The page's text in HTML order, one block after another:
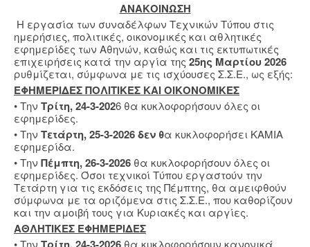
ΑΝΑΚΟΙΝΩΣΗ
Η εργασία των συναδέλφων Τεχνικών Τύπου στις
ημερήσιες, πολιτικές, οικονομικές και αθλητικές
εφημερίδες των Αθηνών, καθώς και τις εκτυπωτικές
επιχειρήσεις κατά την αργία της 25ης Μαρτίου 2026
ρυθμίζεται, σύμφωνα με τις ισχύουσες Σ.Σ.Ε., ως εξής:
ΕΦΗΜΕΡΙΔΕΣ ΠΟΛΙΤΙΚΕΣ ΚΑΙ ΟΙΚΟΝΟΜΙΚΕΣ
• Την Τρίτη, 24-3-2026 θα κυκλοφορήσουν όλες οι
εφημερίδες.
• Την Τετάρτη, 25-3-2026 δεν θα κυκλοφορήσει ΚΑΜΙΑ
εφημερίδα.
• Την Πέμπτη, 26-3-2026 θα κυκλοφορήσουν όλες οι
εφημερίδες. Όσοι τεχνικοί Τύπου εργαστούν την
Τετάρτη για τις εκδόσεις της Πέμπτης, θα αμειφθούν
σύμφωνα με τα οριζόμενα στις Σ.Σ.Ε., που καθορίζουν
και την αμοιβή τους για Κυριακές και αργίες.
ΑΘΛΗΤΙΚΕΣ ΕΦΗΜΕΡΙΔΕΣ
• Την
θα κυκλοφορήσουν κανονικά